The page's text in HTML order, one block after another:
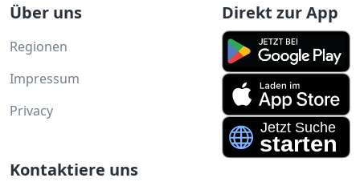
Über uns
Regionen
Impressum
Privacy
Direkt zur App
Kontaktiere uns